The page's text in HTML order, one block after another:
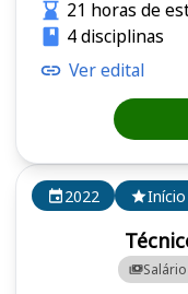
2022
21 horas de
4 disciplinas
Ver edital